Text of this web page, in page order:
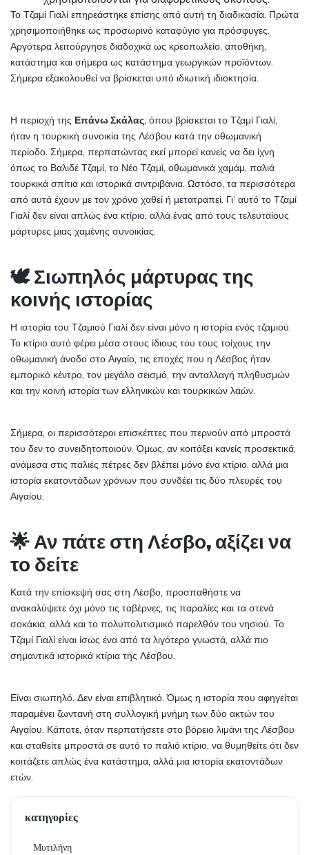
Το Τζαμί Γιαλί επηρεάστηκε επίσης από αυτή τη διαδικασία. Πρώτα
χρησιμοποιήθηκε ως προσωρινό καταφύγιο για πρόσφυγες.
Αργότερα λειτούργησε διαδοχικά ως κρεοπωλείο, αποθήκη,
κατάστημα και σήμερα ως κατάστημα γεωργικών προϊόντων.
Σήμερα εξακολουθεί να βρίσκεται υπό ιδιωτική ιδιοκτησία.
Η περιοχή της Επάνω Σκάλας, όπου βρίσκεται το Τζαμί Γιαλί,
ήταν η τουρκική συνοικία της Λέσβου κατά την οθωμανική
περίοδο. Σήμερα, περπατώντας εκεί μπορεί κανείς να δει ίχνη
όπως το Βαλιδέ Τζαμί, το Νέο Τζαμί, οθωμανικά χαμάμ, παλιά
τουρκικά σπίτια και ιστορικά σιντριβάνια. Ωστόσο, τα περισσότερα
από αυτά έχουν με τον χρόνο χαθεί ή μετατραπεί. Γι’ αυτό το Τζαμί
Γιαλί δεν είναι απλώς ένα κτίριο, αλλά ένας από τους τελευταίους
μάρτυρες μιας χαμένης συνοικίας.
🕊️ Σιωπηλός μάρτυρας της
κοινής ιστορίας
Η ιστορία του Τζαμιού Γιαλί δεν είναι μόνο η ιστορία ενός τζαμιού.
Το κτίριο αυτό φέρει μέσα στους ίδιους του τους τοίχους την
οθωμανική άνοδο στο Αιγαίο, τις εποχές που η Λέσβος ήταν
εμπορικό κέντρο, τον μεγάλο σεισμό, την ανταλλαγή πληθυσμών
και την κοινή ιστορία των ελληνικών και τουρκικών λαών.
Σήμερα, οι περισσότεροι επισκέπτες που περνούν από μπροστά
του δεν το συνειδητοποιούν. Όμως, αν κοιτάξει κανείς προσεκτικά,
ανάμεσα στις παλιές πέτρες δεν βλέπει μόνο ένα κτίριο, αλλά μια
ιστορία εκατοντάδων χρόνων που συνδέει τις δύο πλευρές του
Αιγαίου.
🌟 Αν πάτε στη Λέσβο, αξίζει να
το δείτε
Κατά την επίσκεψή σας στη Λέσβο, προσπαθήστε να
ανακαλύψετε όχι μόνο τις ταβέρνες, τις παραλίες και τα στενά
σοκάκια, αλλά και το πολυπολιτισμικό παρελθόν του νησιού. Το
Τζαμί Γιαλί είναι ίσως ένα από τα λιγότερο γνωστά, αλλά πιο
σημαντικά ιστορικά κτίρια της Λέσβου.
Είναι σιωπηλό. Δεν είναι επιβλητικό. Όμως η ιστορία που αφηγείται
παραμένει ζωντανή στη συλλογική μνήμη των δύο ακτών του
Αιγαίου. Κάποτε, όταν περπατήσετε στο βόρειο λιμάνι της Λέσβου
και σταθείτε μπροστά σε αυτό το παλιό κτίριο, να θυμηθείτε ότι δεν
κοιτάζετε απλώς ένα κατάστημα, αλλά μια ιστορία εκατοντάδων
ετών.
κατηγορίες
Μυτιλήνη